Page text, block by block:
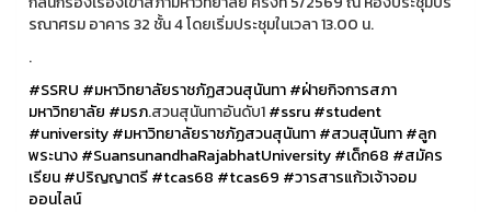
รณาศรม อาคาร 32 ชั้น 4 โดยเริ่มประชุมในเวลา 13.00 น.
.
#SSRU #มหาวิทยาลัยราชภัฏสวนสุนันทา#ฝ่ายกิจการสภา
มหาวิทยาลัย #มรภ.สวนสุนันทาอันดับ1#ssru#student
#university#มหาวิทยาลัยราชภัฏสวนสุนันทา#สวนสุนันทา#ลูก
พระนาง#SuansunandhaRajabhatUniversity#เด็ก68 #สมัคร
เรียน#ปริญญาตรี#tcas68 #tcas69 #วารสารแก้วเจ้าจอม
ออนไลน์